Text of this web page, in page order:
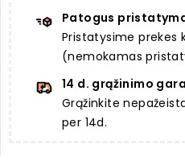
Patogus
Pristatysime prekes
(nemokamas
14 d. grąžinimo
Grąžinkite
per 14d.